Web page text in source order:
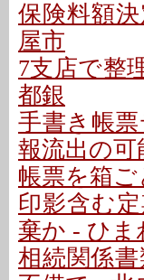
保険料額
屋市
7支店で整
都銀
手書き帳
報流出の可
帳票を箱ご
印影含む
棄か - ひま
相続関係